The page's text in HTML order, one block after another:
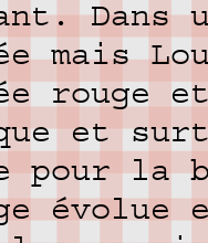
Dans
mais
rouge
et
pour
évolue